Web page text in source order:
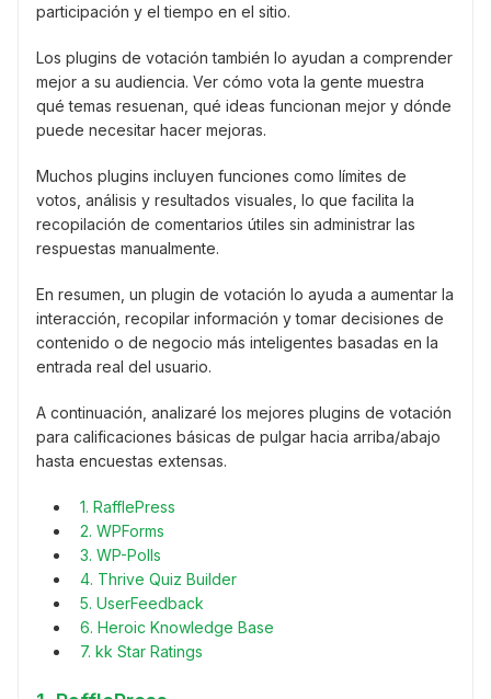
participación y el tiempo en el sitio.
Los plugins de votación también lo ayudan a comprender
mejor a su audiencia. Ver cómo vota la gente muestra
qué temas resuenan, qué ideas funcionan mejor y dónde
puede necesitar hacer mejoras.
Muchos plugins incluyen funciones como límites de
votos, análisis y resultados visuales, lo que facilita la
recopilación de comentarios útiles sin administrar las
respuestas manualmente.
En resumen, un plugin de votación lo ayuda a aumentar la
interacción, recopilar información y tomar decisiones de
contenido o de negocio más inteligentes basadas en la
entrada real del usuario.
A continuación, analizaré los mejores plugins de votación
para calificaciones básicas de pulgar hacia arriba/abajo
hasta encuestas extensas.
1. RafflePress
2. WPForms
3. WP-Polls
4. Thrive Quiz Builder
5. UserFeedback
6. Heroic Knowledge Base
7. kk Star Ratings